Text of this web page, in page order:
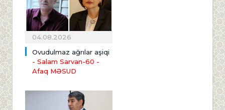
04.08.2026
Ovudulmaz ağrılar aşiqi
- Salam Sarvan-60 -
Afaq MƏSUD